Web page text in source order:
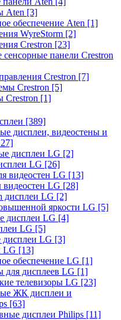
Aten [3]
обеспечение Aten [1]
WyreStorm [2]
Crestron [23]
панели Crestron
Crestron [7]
Crestron [5]
Crestron [1]
[389]
дисплеи, видеостены и
дисплеи LG [2]
LG [26]
видеостен LG [13]
LG [28]
дисплеи LG [2]
яркости LG [5]
дисплеи LG [4]
LG [5]
LG [3]
LG [13]
обеспечение LG [1]
для дисплеев LG [1]
телевизоры LG [23]
ЖК дисплеи и
[63]
дисплеи Philips [11]